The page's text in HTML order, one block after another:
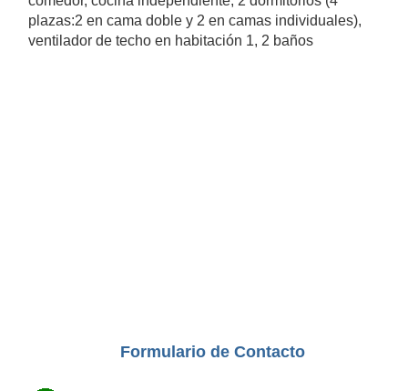
plazas:2 en cama doble y 2 en camas individuales),
ventilador de techo en habitación 1, 2 baños
Formulario de Contacto